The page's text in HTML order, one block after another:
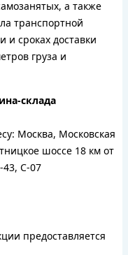
а также
транспортной
сроках доставки
груза и
склада
Москва, Московская
шоссе 18 км от
С-07
предоставляется